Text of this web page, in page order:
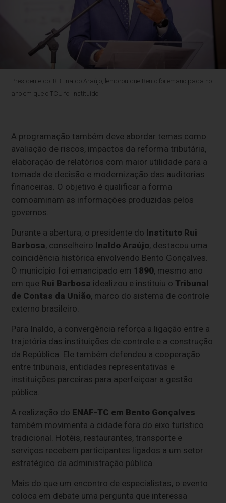
Presidente do IRB, Inaldo Araújo, lembrou que Bento foi emancipada no
ano em que o TCU foi instituído
A programação também deve abordar temas como
avaliação de riscos, impactos da reforma tributária,
elaboração de relatórios com maior utilidade para a
tomada de decisão e modernização das auditorias
financeiras. O objetivo é qualificar a forma
comoaminam as informações produzidas pelos
governos.
Durante a abertura, o presidente do Instituto Rui
Barbosa, conselheiro Inaldo Araújo, destacou uma
coincidência histórica envolvendo Bento Gonçalves.
O município foi emancipado em 1890, mesmo ano
em que Rui Barbosa idealizou e instituiu o Tribunal
de Contas da União, marco do sistema de controle
externo brasileiro.
Para Inaldo, a convergência reforça a ligação entre a
trajetória das instituições de controle e a construção
da República. Ele também defendeu a cooperação
entre tribunais, entidades representativas e
instituições parceiras para aperfeiçoar a gestão
pública.
A realização do ENAF-TC em Bento Gonçalves
também movimenta a cidade fora do eixo turístico
tradicional. Hotéis, restaurantes, transporte e
serviços recebem participantes ligados a um setor
estratégico da administração pública.
Mais do que um encontro de especialistas, o evento
coloca em debate uma pergunta que interessa